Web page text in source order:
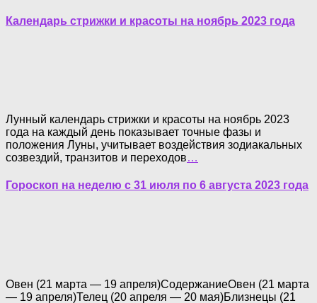
Календарь стрижки и красоты на ноябрь 2023 года
Лунный календарь стрижки и красоты на ноябрь 2023
года на каждый день показывает точные фазы и
положения Луны, учитывает воздействия зодиакальных
созвездий, транзитов и переходов…
Гороскоп на неделю с 31 июля по 6 августа 2023 года
Овен (21 марта — 19 апреля)СодержаниеОвен (21 марта
— 19 апреля)Телец (20 апреля — 20 мая)Близнецы (21